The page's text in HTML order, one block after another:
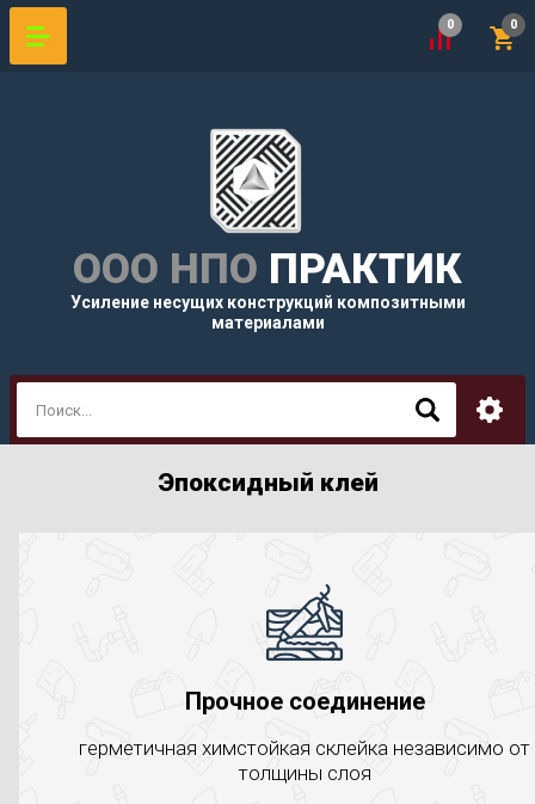
0 0
ООО НПО ПРАКТИК
Усиление несущих конструкций композитными
материалами
Эпоксидный клей
Прочное соединение
герметичная химстойкая склейка независимо от
толщины слоя